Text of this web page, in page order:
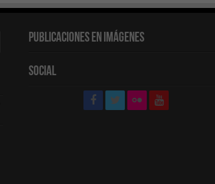
Publicaciones en Imágenes
Social